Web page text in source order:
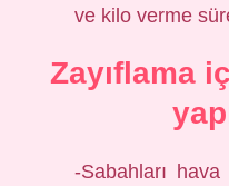
ve kilo verme
Zayıflama
-Sabahları